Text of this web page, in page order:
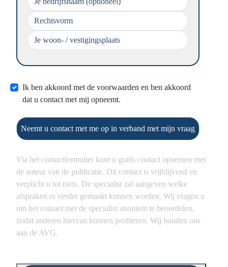
Ik ben akkoord met de voorwaarden en ben akkoord
dat u contact met mij opneemt.
Neemt u contact met me op in verband met mijn vraag
Via het contactformulier kunt u gratis contact opnemen met
de auteur van de publicatie. Dit contact is vrijblijvend en
verplicht u tot niets. De specialist zal aangeven welke
afspraken er verder gemaakt kunnen worden. Wij vragen u
om het contact met de specialist anoniem te beoordelen,
zodat anderen hiervan kunnen profiteren. Wij houden ons
aan de AVG.